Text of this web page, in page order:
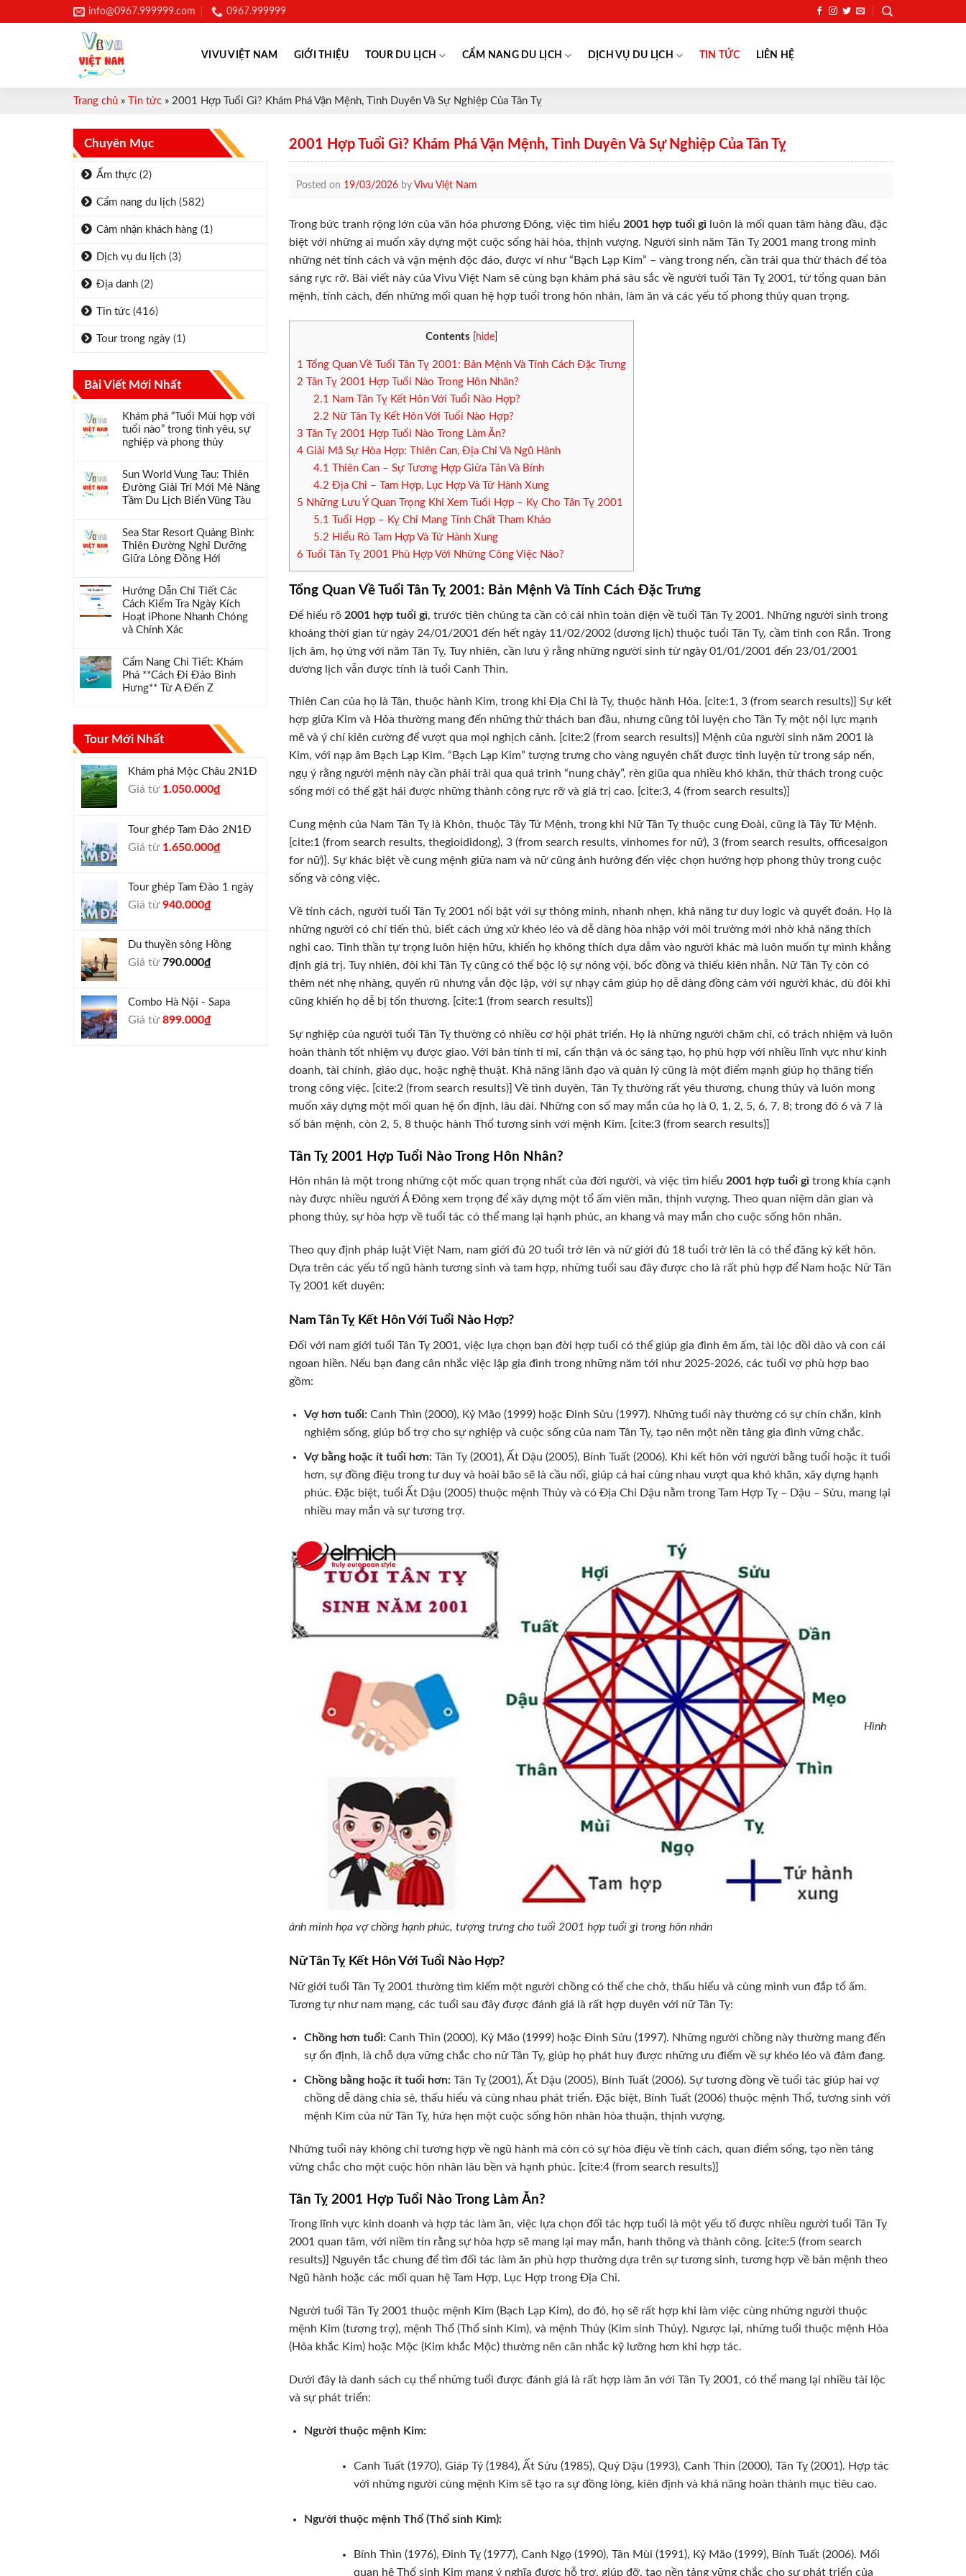
to
info@0967.999999.com 0967.999999
VIVU VIỆT NAM GIỚI THIỆU TOUR DU LỊCH CẨM NANG DU LỊCH DỊCH VỤ DU LỊCH TIN TỨC LIÊN HỆ
Trang chủ » Tin tức » 2001 Hợp Tuổi Gì? Khám Phá Vận Mệnh, Tình Duyên Và Sự Nghiệp Của Tân Tỵ
Chuyên Mục
Ẩm thực (2)
Cẩm nang du lịch (582)
Cảm nhận khách hàng (1)
Dịch vụ du lịch (3)
Địa danh (2)
Tin tức (416)
Tour trong ngày (1)
Bài Viết Mới Nhất
Khám phá “Tuổi Mùi hợp với
tuổi nào” trong tình yêu, sự
nghiệp và phong thủy
Sun World Vung Tau: Thiên
Đường Giải Trí Mới Mẻ Nâng
Tầm Du Lịch Biển Vũng Tàu
Sea Star Resort Quảng Bình:
Thiên Đường Nghỉ Dưỡng
Giữa Lòng Đồng Hới
Hướng Dẫn Chi Tiết Các
Cách Kiểm Tra Ngày Kích
Hoạt iPhone Nhanh Chóng
và Chính Xác
Cẩm Nang Chi Tiết: Khám
Phá **Cách Đi Đảo Bình
Hưng** Từ A Đến Z
Tour Mới Nhất
Khám phá Mộc Châu 2N1Đ
Giá từ Giá
1.300.000₫.
1.050.000₫Giá
là:
Tour ghép Tam Đảo 2N1Đ
Giá từ Giá
1.800.000₫.
1.650.000₫Giá
là:
Tour ghép Tam Đảo 1 ngày
Giá từGiá
1.000.000₫.
940.000₫Giá
là:
Du thuyền sông Hồng
Giá từ790.000₫
Combo Hà Nội - Sapa
Giá từGiá
899.000₫Giá
2001 Hợp Tuổi Gì? Khám Phá Vận Mệnh, Tình Duyên Và Sự Nghiệp Của Tân Tỵ
Posted on 19/03/2026 by Vivu Việt Nam
Trong bức tranh rộng lớn của văn hóa phương Đông, việc tìm hiểu 2001 hợp tuổi gì luôn là mối quan tâm hàng đầu, đặc
biệt với những ai muốn xây dựng một cuộc sống hài hòa, thịnh vượng. Người sinh năm Tân Tỵ 2001 mang trong mình
những nét tính cách và vận mệnh độc đáo, được ví như “Bạch Lạp Kim” – vàng trong nến, cần trải qua thử thách để tỏa
sáng rực rỡ. Bài viết này của Vivu Việt Nam sẽ cùng bạn khám phá sâu sắc về người tuổi Tân Tỵ 2001, từ tổng quan bản
mệnh, tính cách, đến những mối quan hệ hợp tuổi trong hôn nhân, làm ăn và các yếu tố phong thủy quan trọng.
Contents hide
1 Tổng Quan Về Tuổi Tân Tỵ 2001: Bản Mệnh Và Tính Cách Đặc Trưng
2 Tân Tỵ 2001 Hợp Tuổi Nào Trong Hôn Nhân?
2.1 Nam Tân Tỵ Kết Hôn Với Tuổi Nào Hợp?
2.2 Nữ Tân Tỵ Kết Hôn Với Tuổi Nào Hợp?
3 Tân Tỵ 2001 Hợp Tuổi Nào Trong Làm Ăn?
4 Giải Mã Sự Hòa Hợp: Thiên Can, Địa Chi Và Ngũ Hành
4.1 Thiên Can – Sự Tương Hợp Giữa Tân Và Bính
4.2 Địa Chi – Tam Hợp, Lục Hợp Và Tứ Hành Xung
5 Những Lưu Ý Quan Trọng Khi Xem Tuổi Hợp – Kỵ Cho Tân Tỵ 2001
5.1 Tuổi Hợp – Kỵ Chỉ Mang Tính Chất Tham Khảo
5.2 Hiểu Rõ Tam Hợp Và Tứ Hành Xung
6 Tuổi Tân Tỵ 2001 Phù Hợp Với Những Công Việc Nào?
Tổng Quan Về Tuổi Tân Tỵ 2001: Bản Mệnh Và Tính Cách Đặc Trưng
Để hiểu rõ 2001 hợp tuổi gì, trước tiên chúng ta cần có cái nhìn toàn diện về tuổi Tân Tỵ 2001. Những người sinh trong
khoảng thời gian từ ngày 24/01/2001 đến hết ngày 11/02/2002 (dương lịch) thuộc tuổi Tân Tỵ, cầm tinh con Rắn. Trong
lịch âm, họ ứng với năm Tân Tỵ. Tuy nhiên, cần lưu ý rằng những người sinh từ ngày 01/01/2001 đến 23/01/2001
dương lịch vẫn được tính là tuổi Canh Thìn.
Thiên Can của họ là Tân, thuộc hành Kim, trong khi Địa Chi là Tỵ, thuộc hành Hỏa. [cite:1, 3 (from search results)] Sự kết
hợp giữa Kim và Hỏa thường mang đến những thử thách ban đầu, nhưng cũng tôi luyện cho Tân Tỵ một nội lực mạnh
mẽ và ý chí kiên cường để vượt qua mọi nghịch cảnh. [cite:2 (from search results)] Mệnh của người sinh năm 2001 là
Kim, với nạp âm Bạch Lạp Kim. “Bạch Lạp Kim” tượng trưng cho vàng nguyên chất được tinh luyện từ trong sáp nến,
ngụ ý rằng người mệnh này cần phải trải qua quá trình “nung chảy”, rèn giũa qua nhiều khó khăn, thử thách trong cuộc
sống mới có thể gặt hái được những thành công rực rỡ và giá trị cao. [cite:3, 4 (from search results)]
Cung mệnh của Nam Tân Tỵ là Khôn, thuộc Tây Tứ Mệnh, trong khi Nữ Tân Tỵ thuộc cung Đoài, cũng là Tây Tứ Mệnh.
[cite:1 (from search results, thegioididong), 3 (from search results, vinhomes for nữ), 3 (from search results, officesaigon
for nữ)]. Sự khác biệt về cung mệnh giữa nam và nữ cũng ảnh hưởng đến việc chọn hướng hợp phong thủy trong cuộc
sống và công việc.
Về tính cách, người tuổi Tân Tỵ 2001 nổi bật với sự thông minh, nhanh nhẹn, khả năng tư duy logic và quyết đoán. Họ là
những người có chí tiến thủ, biết cách ứng xử khéo léo và dễ dàng hòa nhập với môi trường mới nhờ khả năng thích
nghi cao. Tinh thần tự trọng luôn hiện hữu, khiến họ không thích dựa dẫm vào người khác mà luôn muốn tự mình khẳng
định giá trị. Tuy nhiên, đôi khi Tân Tỵ cũng có thể bộc lộ sự nóng vội, bốc đồng và thiếu kiên nhẫn. Nữ Tân Tỵ còn có
thêm nét nhẹ nhàng, quyến rũ nhưng vẫn độc lập, với sự nhạy cảm giúp họ dễ dàng đồng cảm với người khác, dù đôi khi
cũng khiến họ dễ bị tổn thương. [cite:1 (from search results)]
Sự nghiệp của người tuổi Tân Tỵ thường có nhiều cơ hội phát triển. Họ là những người chăm chỉ, có trách nhiệm và luôn
hoàn thành tốt nhiệm vụ được giao. Với bản tính tỉ mỉ, cẩn thận và óc sáng tạo, họ phù hợp với nhiều lĩnh vực như kinh
doanh, tài chính, giáo dục, hoặc nghệ thuật. Khả năng lãnh đạo và quản lý cũng là một điểm mạnh giúp họ thăng tiến
trong công việc. [cite:2 (from search results)] Về tình duyên, Tân Tỵ thường rất yêu thương, chung thủy và luôn mong
muốn xây dựng một mối quan hệ ổn định, lâu dài. Những con số may mắn của họ là 0, 1, 2, 5, 6, 7, 8; trong đó 6 và 7 là
số bản mệnh, còn 2, 5, 8 thuộc hành Thổ tương sinh với mệnh Kim. [cite:3 (from search results)]
Tân Tỵ 2001 Hợp Tuổi Nào Trong Hôn Nhân?
Hôn nhân là một trong những cột mốc quan trọng nhất của đời người, và việc tìm hiểu 2001 hợp tuổi gì trong khía cạnh
này được nhiều người Á Đông xem trọng để xây dựng một tổ ấm viên mãn, thịnh vượng. Theo quan niệm dân gian và
phong thủy, sự hòa hợp về tuổi tác có thể mang lại hạnh phúc, an khang và may mắn cho cuộc sống hôn nhân.
Theo quy định pháp luật Việt Nam, nam giới đủ 20 tuổi trở lên và nữ giới đủ 18 tuổi trở lên là có thể đăng ký kết hôn.
Dựa trên các yếu tố ngũ hành tương sinh và tam hợp, những tuổi sau đây được cho là rất phù hợp để Nam hoặc Nữ Tân
Tỵ 2001 kết duyên:
Nam Tân Tỵ Kết Hôn Với Tuổi Nào Hợp?
Đối với nam giới tuổi Tân Tỵ 2001, việc lựa chọn bạn đời hợp tuổi có thể giúp gia đình êm ấm, tài lộc dồi dào và con cái
ngoan hiền. Nếu bạn đang cân nhắc việc lập gia đình trong những năm tới như 2025-2026, các tuổi vợ phù hợp bao
gồm:
Vợ hơn tuổi:Canh Thìn (2000), Kỷ Mão (1999) hoặc Đinh Sửu (1997). Những tuổi này thường có sự chín chắn, kinh
nghiệm sống, giúp bổ trợ cho sự nghiệp và cuộc sống của nam Tân Tỵ, tạo nên một nền tảng gia đình vững chắc.
Vợ bằng hoặc ít tuổi hơn:Tân Tỵ (2001), Ất Dậu (2005), Bính Tuất (2006). Khi kết hôn với người bằng tuổi hoặc ít tuổi
hơn, sự đồng điệu trong tư duy và hoài bão sẽ là cầu nối, giúp cả hai cùng nhau vượt qua khó khăn, xây dựng hạnh
phúc. Đặc biệt, tuổi Ất Dậu (2005) thuộc mệnh Thủy và có Địa Chi Dậu nằm trong Tam Hợp Tỵ – Dậu – Sửu, mang lại
nhiều may mắn và sự tương trợ.
Hình
ảnh minh họa vợ chồng hạnh phúc, tượng trưng cho tuổi 2001 hợp tuổi gì trong hôn nhân
Nữ Tân Tỵ Kết Hôn Với Tuổi Nào Hợp?
Nữ giới tuổi Tân Tỵ 2001 thường tìm kiếm một người chồng có thể che chở, thấu hiểu và cùng mình vun đắp tổ ấm.
Tương tự như nam mạng, các tuổi sau đây được đánh giá là rất hợp duyên với nữ Tân Tỵ:
Chồng hơn tuổi:Canh Thìn (2000), Kỷ Mão (1999) hoặc Đinh Sửu (1997). Những người chồng này thường mang đến
sự ổn định, là chỗ dựa vững chắc cho nữ Tân Tỵ, giúp họ phát huy được những ưu điểm về sự khéo léo và đảm đang.
Chồng bằng hoặc ít tuổi hơn:Tân Tỵ (2001), Ất Dậu (2005), Bính Tuất (2006). Sự tương đồng về tuổi tác giúp hai vợ
chồng dễ dàng chia sẻ, thấu hiểu và cùng nhau phát triển. Đặc biệt, Bính Tuất (2006) thuộc mệnh Thổ, tương sinh với
mệnh Kim của nữ Tân Tỵ, hứa hẹn một cuộc sống hôn nhân hòa thuận, thịnh vượng.
Những tuổi này không chỉ tương hợp về ngũ hành mà còn có sự hòa điệu về tính cách, quan điểm sống, tạo nền tảng
vững chắc cho một cuộc hôn nhân lâu bền và hạnh phúc. [cite:4 (from search results)]
Tân Tỵ 2001 Hợp Tuổi Nào Trong Làm Ăn?
Trong lĩnh vực kinh doanh và hợp tác làm ăn, việc lựa chọn đối tác hợp tuổi là một yếu tố được nhiều người tuổi Tân Tỵ
2001 quan tâm, với niềm tin rằng sự hòa hợp sẽ mang lại may mắn, hanh thông và thành công. [cite:5 (from search
results)] Nguyên tắc chung để tìm đối tác làm ăn phù hợp thường dựa trên sự tương sinh, tương hợp về bản mệnh theo
Ngũ hành hoặc các mối quan hệ Tam Hợp, Lục Hợp trong Địa Chi.
Người tuổi Tân Tỵ 2001 thuộc mệnh Kim (Bạch Lạp Kim), do đó, họ sẽ rất hợp khi làm việc cùng những người thuộc
mệnh Kim (tương trợ), mệnh Thổ (Thổ sinh Kim), và mệnh Thủy (Kim sinh Thủy). Ngược lại, những tuổi thuộc mệnh Hỏa
(Hỏa khắc Kim) hoặc Mộc (Kim khắc Mộc) thường nên cân nhắc kỹ lưỡng hơn khi hợp tác.
Dưới đây là danh sách cụ thể những tuổi được đánh giá là rất hợp làm ăn với Tân Tỵ 2001, có thể mang lại nhiều tài lộc
và sự phát triển:
Người thuộc mệnh Kim:
Canh Tuất (1970), Giáp Tý (1984), Ất Sửu (1985), Quý Dậu (1993), Canh Thìn (2000), Tân Tỵ (2001). Hợp tác
với những người cùng mệnh Kim sẽ tạo ra sự đồng lòng, kiên định và khả năng hoàn thành mục tiêu cao.
Người thuộc mệnh Thổ (Thổ sinh Kim):
Bính Thìn (1976), Đinh Tỵ (1977), Canh Ngọ (1990), Tân Mùi (1991), Kỷ Mão (1999), Bính Tuất (2006). Mối
quan hệ Thổ sinh Kim mang ý nghĩa được hỗ trợ, giúp đỡ, tạo nền tảng vững chắc cho sự phát triển của